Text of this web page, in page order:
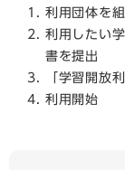
利用団体を
利用したい
書を提出
「学習開放
利用開始